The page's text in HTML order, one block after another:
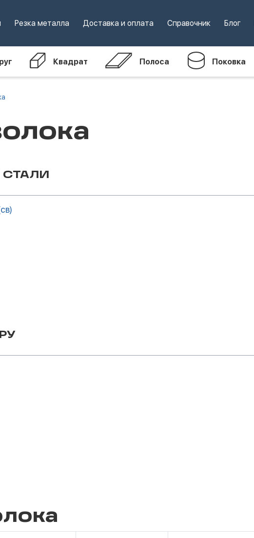
Резка металла Доставка и оплата Справочник Блог
Квадрат Полоса Поковка